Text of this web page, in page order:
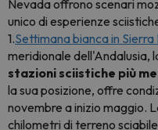
Nevada offrono scenari
unico di esperienze
1.Settimana bianca in
meridionale dell'Andalusia,
stazioni sciistiche più
la sua posizione, offre
novembre a inizio maggio.
chilometri di terreno